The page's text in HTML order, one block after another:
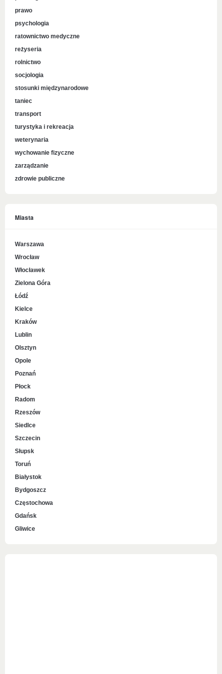
prawo
psychologia
ratownictwo medyczne
reżyseria
rolnictwo
socjologia
stosunki międzynarodowe
taniec
transport
turystyka i rekreacja
weterynaria
wychowanie fizyczne
zarządzanie
zdrowie publiczne
Miasta
Warszawa
Wrocław
Włocławek
Zielona Góra
Łódź
Kielce
Kraków
Lublin
Olsztyn
Opole
Poznań
Płock
Radom
Rzeszów
Siedlce
Szczecin
Słupsk
Toruń
Białystok
Bydgoszcz
Częstochowa
Gdańsk
Gliwice